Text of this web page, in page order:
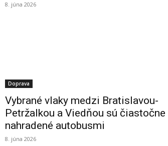
8. júna 2026
Doprava
Vybrané vlaky medzi Bratislavou-
Petržalkou a Viedňou sú čiastočne
nahradené autobusmi
8. júna 2026